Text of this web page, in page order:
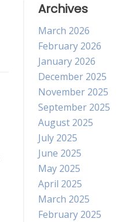
Archives
March 2026
February 2026
January 2026
December 2025
November 2025
September 2025
August 2025
July 2025
June 2025
May 2025
April 2025
March 2025
February 2025